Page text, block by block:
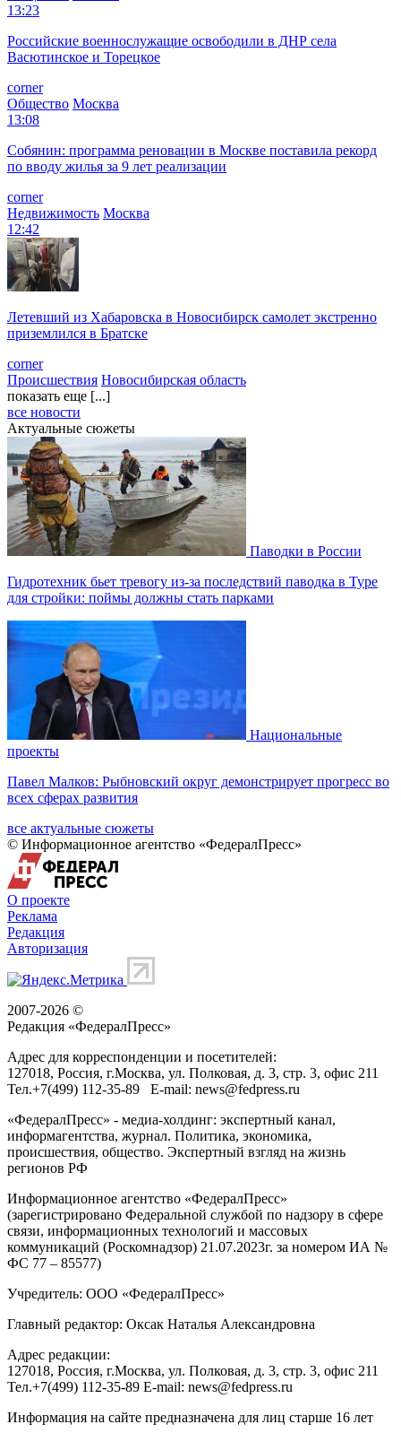
13:23
Российские военнослужащие освободили в ДНР села
Васютинское и Торецкое
corner
Общество Москва
13:08
Собянин: программа реновации в Москве поставила рекорд
по вводу жилья за 9 лет реализации
corner
Недвижимость Москва
12:42
Летевший из Хабаровска в Новосибирск самолет экстренно
приземлился в Братске
corner
Происшествия Новосибирская область
показать еще [...]
все новости
Актуальные сюжеты
Паводки в России
Гидротехник бьет тревогу из-за последствий паводка в Туре
для стройки: поймы должны стать парками
Национальные
проекты
Павел Малков: Рыбновский округ демонстрирует прогресс во
всех сферах развития
все актуальные сюжеты
© Информационное агентство «ФедералПресс»
О проекте
Реклама
Редакция
Авторизация
2007-2026 ©
Редакция «ФедералПресс»
Адрес для корреспонденции и посетителей:
127018, Россия, г.Москва, ул. Полковая, д. 3, стр. 3, офис 211
Тел.+7(499) 112-35-89 E-mail: news@fedpress.ru
«ФедералПресс» - медиа-холдинг: экспертный канал,
информагентства, журнал. Политика, экономика,
происшествия, общество. Экспертный взгляд на жизнь
регионов РФ
Информационное агентство «ФедералПресс»
(зарегистрировано Федеральной службой по надзору в сфере
связи, информационных технологий и массовых
коммуникаций (Роскомнадзор) 21.07.2023г. за номером ИА №
ФС 77 – 85577)
Учредитель: ООО «ФедералПресс»
Главный редактор: Оксак Наталья Александровна
Адрес редакции:
127018, Россия, г.Москва, ул. Полковая, д. 3, стр. 3, офис 211
Тел.+7(499) 112-35-89 E-mail: news@fedpress.ru
Информация на сайте предназначена для лиц старше 16 лет